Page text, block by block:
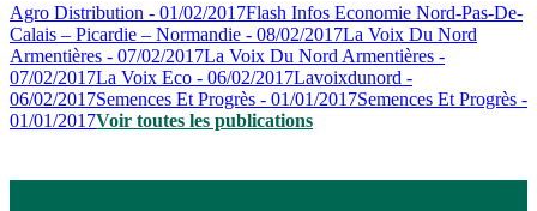
Agro Distribution - 01/02/2017Flash Infos Economie Nord-Pas-De-
Calais – Picardie – Normandie - 08/02/2017La Voix Du Nord
Armentières - 07/02/2017La Voix Du Nord Armentières -
07/02/2017La Voix Eco - 06/02/2017Lavoixdunord -
06/02/2017Semences Et Progrès - 01/01/2017Semences Et Progrès -
01/01/2017Voir toutes les publications